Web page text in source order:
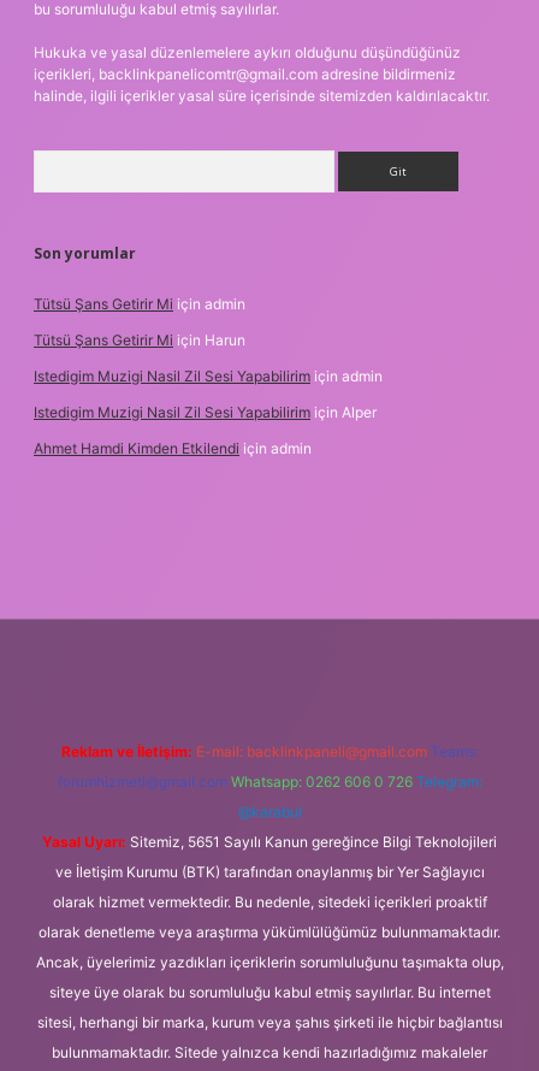
bu sorumluluğu kabul etmiş sayılırlar.
Hukuka ve yasal düzenlemelere aykırı olduğunu düşündüğünüz
içerikleri, backlinkpanelicomtr@gmail.com adresine bildirmeniz
halinde, ilgili içerikler yasal süre içerisinde sitemizden kaldırılacaktır.
Son yorumlar
Tütsü Şans Getirir Mi için admin
Tütsü Şans Getirir Mi için Harun
Istedigim Muzigi Nasil Zil Sesi Yapabilirim için admin
Istedigim Muzigi Nasil Zil Sesi Yapabilirim için Alper
Ahmet Hamdi Kimden Etkilendi için admin
Reklam ve İletişim: E-mail: backlinkpaneli@gmail.com Teams:
forumhizmeti@gmail.com Whatsapp: 0262 606 0 726 Telegram:
@karabul
Yasal Uyarı: Sitemiz, 5651 Sayılı Kanun gereğince Bilgi Teknolojileri
ve İletişim Kurumu (BTK) tarafından onaylanmış bir Yer Sağlayıcı
olarak hizmet vermektedir. Bu nedenle, sitedeki içerikleri proaktif
olarak denetleme veya araştırma yükümlülüğümüz bulunmamaktadır.
Ancak, üyelerimiz yazdıkları içeriklerin sorumluluğunu taşımakta olup,
siteye üye olarak bu sorumluluğu kabul etmiş sayılırlar. Bu internet
sitesi, herhangi bir marka, kurum veya şahıs şirketi ile hiçbir bağlantısı
bulunmamaktadır. Sitede yalnızca kendi hazırladığımız makaleler